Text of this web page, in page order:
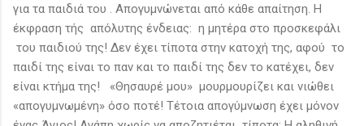
για τα παιδιά του . Απογυμνώνεται από κάθε απαίτηση. Η
έκφραση τής απόλυτης ένδειας: η μητέρα στο προσκεφάλι
του παιδιού της! Δεν έχει τίποτα στην κατοχή της, αφού το
παιδί της είναι το παν και το παιδί της δεν το κατέχει, δεν
είναι κτήμα της! «Θησαυρέ μου» μουρμουρίζει και νιώθει
«απογυμνωμένη» όσο ποτέ! Τέτοια απογύμνωση έχει μόνον